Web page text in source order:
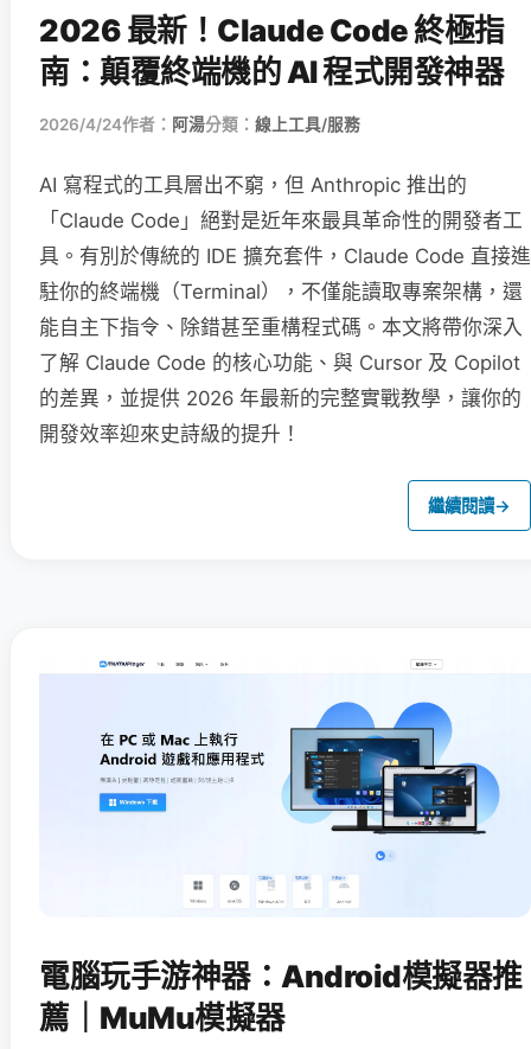
2026 最新！Claude Code 終極指
南：顛覆終端機的 AI 程式開發神器
2026/4/24作者： 阿湯分類： 線上工具/服務
AI 寫程式的工具層出不窮，但 Anthropic 推出的
「Claude Code」絕對是近年來最具革命性的開發者工
具。有別於傳統的 IDE 擴充套件，Claude Code 直接進
駐你的終端機（Terminal），不僅能讀取專案架構，還
能自主下指令、除錯甚至重構程式碼。本文將帶你深入
了解 Claude Code 的核心功能、與 Cursor 及 Copilot
的差異，並提供 2026 年最新的完整實戰教學，讓你的
開發效率迎來史詩級的提升！
繼續閱讀→
電腦玩手游神器：Android模擬器推
薦｜MuMu模擬器